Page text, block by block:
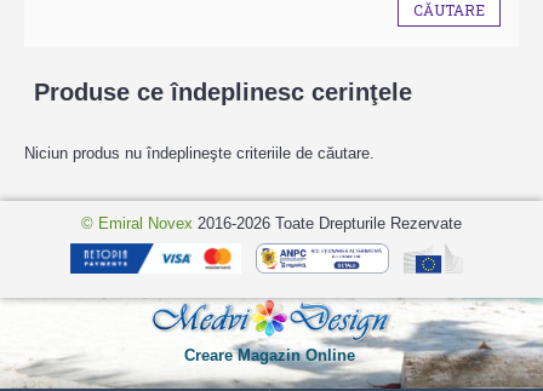
Produse ce îndeplinesc cerinţele
Niciun produs nu îndeplineşte criteriile de căutare.
© Emiral Novex 2016-2026 Toate Drepturile Rezervate
Creare Magazin Online